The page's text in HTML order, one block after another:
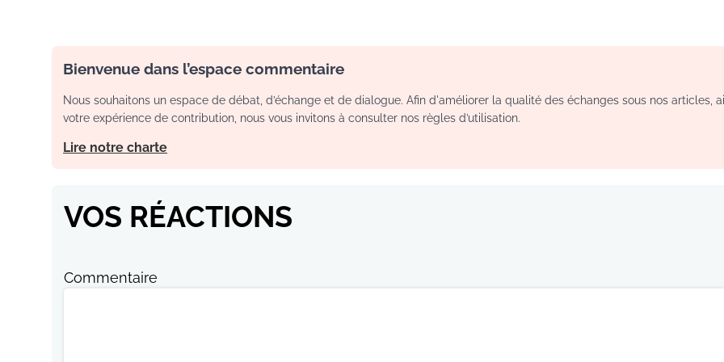
Bienvenue dans l’espace commentaire
Nous souhaitons un espace de débat, d’échange et de dialogue. Afin d'améliorer la qualité des échanges sous nos articles,
votre expérience de contribution, nous vous invitons à consulter nos règles d’utilisation.
Lire notre charte
VOS RÉACTIONS
Commentaire